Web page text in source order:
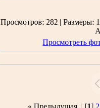
Просмотров: 282 | Размеры:
Просмотреть
« Предыдущая | [1] 2